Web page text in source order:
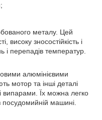
металу. Цей
високу зносостійкість і
і перепадів температур.
алюмінієвими
мотор та інші деталі
випарами. Їх можна легко
посудомийній машині.